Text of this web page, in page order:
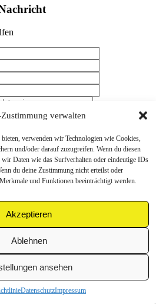
verwalten
verwenden wir Technologien wie Cookies,
und/oder darauf zuzugreifen. Wenn du diesen
Daten wie das Surfverhalten oder eindeutige IDs
du deine Zustimmung nicht erteilst oder
und Funktionen beeinträchtigt werden.
Akzeptieren
Ablehnen
ansehen
DatenschutzImpressum